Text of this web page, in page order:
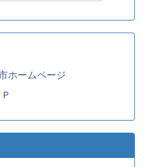
ホームページ